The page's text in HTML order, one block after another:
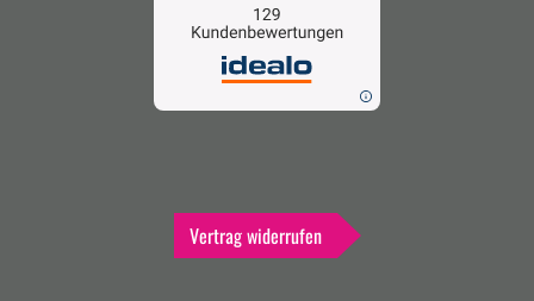
Vertrag widerrufen